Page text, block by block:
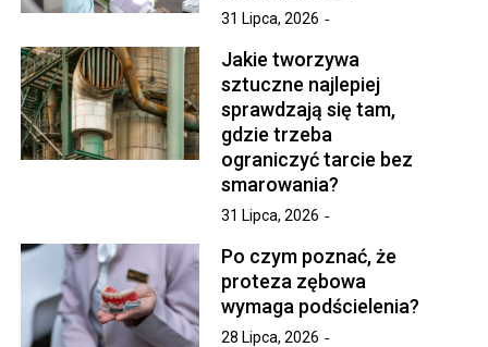
31 Lipca, 2026
Jakie tworzywa
sztuczne najlepiej
sprawdzają się tam,
gdzie trzeba
ograniczyć tarcie bez
smarowania?
31 Lipca, 2026
Po czym poznać, że
proteza zębowa
wymaga podścielenia?
28 Lipca, 2026